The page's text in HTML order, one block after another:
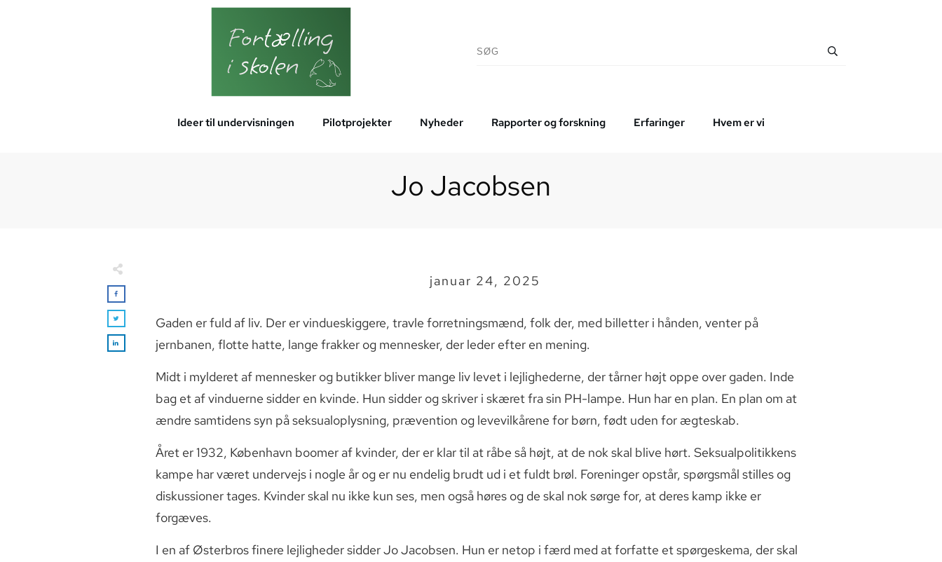
Ideer til undervisningen Pilotprojekter Nyheder Rapporter og forskning Erfaringer Hvem er vi
Jo Jacobsen
januar 24, 2025
Gaden er fuld af liv. Der er vindueskiggere, travle forretningsmænd, folk der, med billetter i hånden, venter på
jernbanen, flotte hatte, lange frakker og mennesker, der leder efter en mening.
Midt i mylderet af mennesker og butikker bliver mange liv levet i lejlighederne, der tårner højt oppe over gaden. Inde
bag et af vinduerne sidder en kvinde. Hun sidder og skriver i skæret fra sin PH-lampe. Hun har en plan. En plan om at
ændre samtidens syn på seksualoplysning, prævention og levevilkårene for børn, født uden for ægteskab.
Året er 1932, København boomer af kvinder, der er klar til at råbe så højt, at de nok skal blive hørt. Seksualpolitikkens
kampe har været undervejs i nogle år og er nu endelig brudt ud i et fuldt brøl. Foreninger opstår, spørgsmål stilles og
diskussioner tages. Kvinder skal nu ikke kun ses, men også høres og de skal nok sørge for, at deres kamp ikke er
forgæves.
I en af Østerbros finere lejligheder sidder Jo Jacobsen. Hun er netop i færd med at forfatte et spørgeskema, der skal